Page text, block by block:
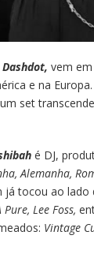
Dashdot, vem
e na
set
é DJ,
Alemanha,
já tocou ao lado
Lee Foss,
Vintage